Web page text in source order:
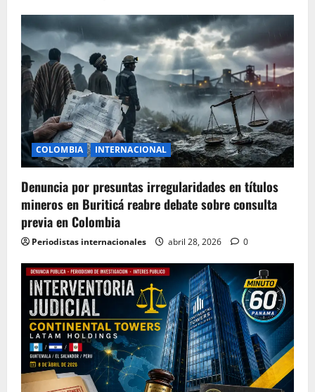
COLOMBIA INTERNACIONAL
Denuncia por presuntas irregularidades en títulos
mineros en Buriticá reabre debate sobre consulta
previa en Colombia
Periodistas internacionales abril 28, 2026 0